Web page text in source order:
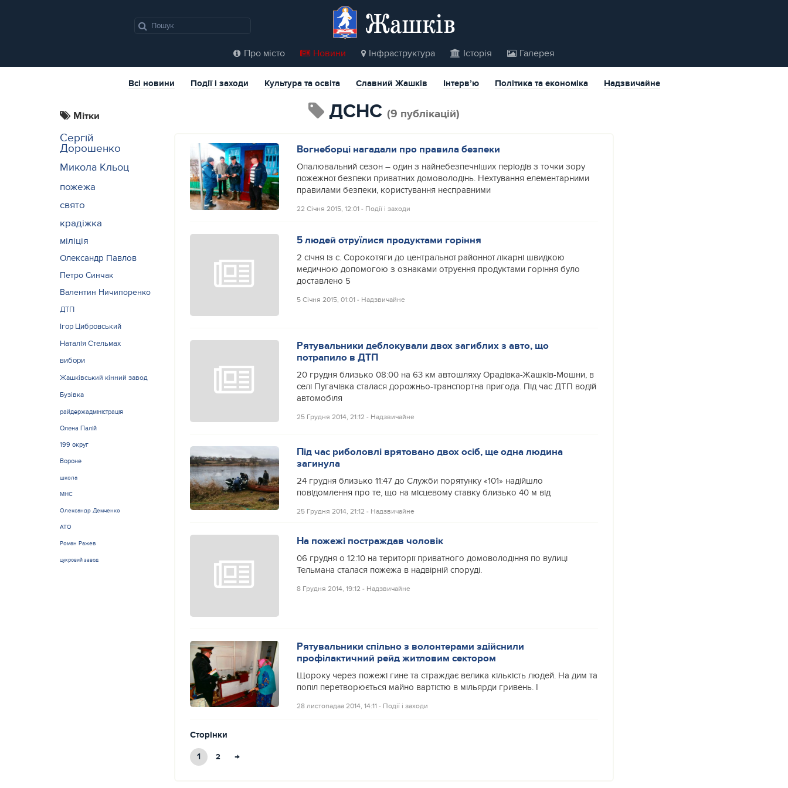
Жашків
Про місто Новини Інфраструктура Історія Галерея
Всі новини Події і заходи Культура та освіта Славний Жашків Інтерв’ю Політика та економіка Надзвичайне
Мітки
Сергій
Дорошенко
Микола Кльоц
пожежа
свято
крадіжка
міліція
Олександр Павлов
Петро Синчак
Валентин Ничипоренко
ДТП
Ігор Цибровський
Наталія Стельмах
вибори
Жашківський кінний завод
Бузівка
райдержадміністрація
Олена Палій
199 округ
Вороне
школа
МНС
Олександр Демченко
АТО
Роман Ражев
цукровий завод
ДСНС (9 публікацій)
Вогнеборці нагадали про правила безпеки
Опалювальний сезон – один з найнебезпечніших періодів з точки зору
пожежної безпеки приватних домоволодінь. Нехтування елементарними
правилами безпеки, користування несправними
22 Січня 2015, 12:01 ‐ Події і заходи
5 людей отруїлися продуктами горіння
2 січня із с. Сорокотяги до центральної районної лікарні швидкою
медичною допомогою з ознаками отруєння продуктами горіння було
доставлено 5
5 Січня 2015, 01:01 ‐ Надзвичайне
Рятувальники деблокували двох загиблих з авто, що
потрапило в ДТП
20 грудня близько 08:00 на 63 км автошляху Орадівка-Жашків-Мошни, в
селі Пугачівка сталася дорожньо-транспортна пригода. Під час ДТП водій
автомобіля
25 Грудня 2014, 21:12 ‐ Надзвичайне
Під час риболовлі врятовано двох осіб, ще одна людина
загинула
24 грудня близько 11:47 до Служби порятунку «101» надійшло
повідомлення про те, що на місцевому ставку близько 40 м від
25 Грудня 2014, 21:12 ‐ Надзвичайне
На пожежі постраждав чоловік
06 грудня о 12:10 на території приватного домоволодіння по вулиці
Тельмана сталася пожежа в надвірній споруді.
8 Грудня 2014, 19:12 ‐ Надзвичайне
Рятувальники спільно з волонтерами здійснили
профілактичний рейд житловим сектором
Щороку через пожежі гине та страждає велика кількість людей. На дим та
попіл перетворюється майно вартістю в мільярди гривень. І
28 листопадаа 2014, 14:11 ‐ Події і заходи
Сторінки
1 2 →